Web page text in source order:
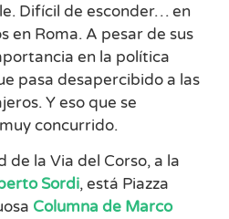
Difícil de esconder… en
en Roma. A pesar de sus
en la política
pasa desapercibido a las
Y eso que se
concurrido.
de la Via del Corso, a la
Sordi, está Piazza
Columna de Marco